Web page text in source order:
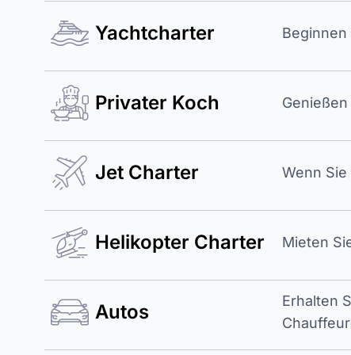
Yachtcharter
Privater Koch
Jet Charter Wenn
Helikopter Charter Mieten
Autos
Erhalten